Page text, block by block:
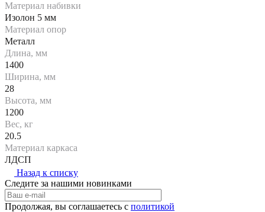
Материал набивки
Изолон 5 мм
Материал опор
Металл
Длина, мм
1400
Ширина, мм
28
Высота, мм
1200
Вес, кг
20.5
Материал каркаса
ЛДСП
Назад к списку
Следите за нашими новинками
Продолжая, вы соглашаетесь с политикой